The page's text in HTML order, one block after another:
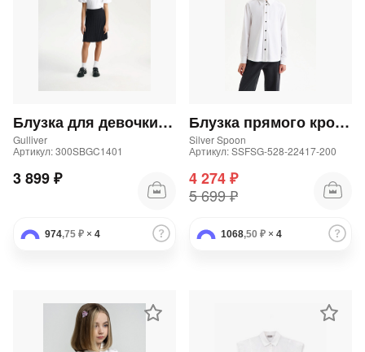
Блузка для девочки с объемными рукавами белая
Gulliver
Артикул: 300SBGC1401
3 899 ₽
974,75 ₽ × 4
Блузка прямого кроя из трикотажа
Silver Spoon
Артикул: SSFSG-528-22417-200
4 274 ₽
5 699 ₽
1068,50 ₽ × 4